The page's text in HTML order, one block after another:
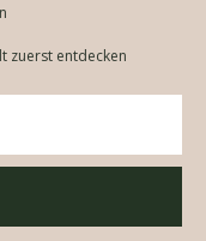
zuerst entdecken